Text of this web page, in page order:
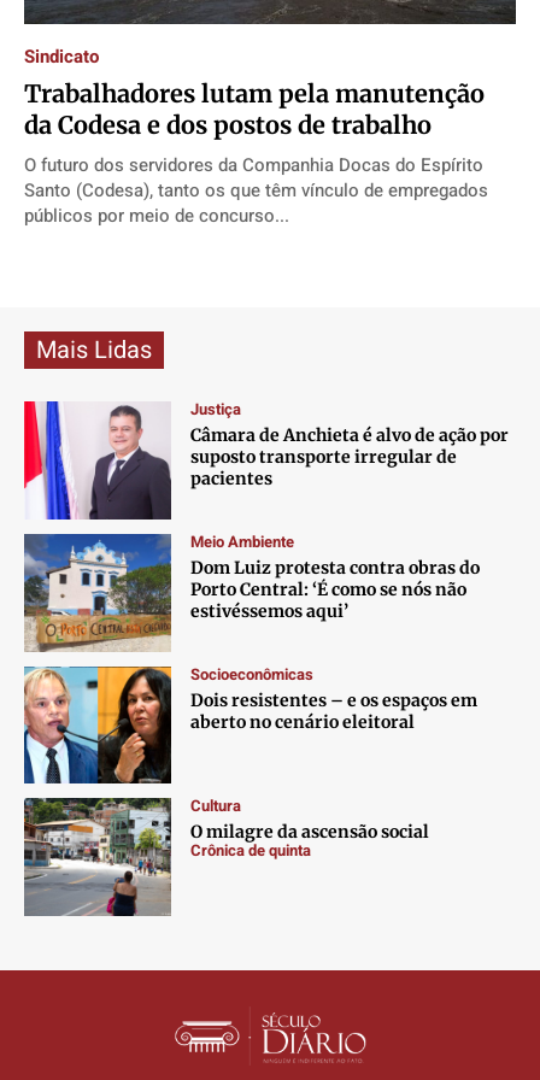
Direitos
Economia
Cultura
Colunas
Caetano Roque
Gustavo Bastos
Publicidade Legal
Quem Somos
Expediente
Contato
Anuncie
Termos de Uso
Privacidade
Direitos
Economia
Cultura
Colunas
Caetano Roque
Gustavo Bastos
Publicidade Legal
Quem Somos
Expediente
Contato
Anuncie
Termos de Uso
Privacidade
Direitos
Economia
Cultura
Colunas
Caetano Roque
Gustavo Bastos
Publicidade Legal
Quem Somos
Expediente
Contato
Anuncie
Termos de Uso
Privacidade
Direitos
Economia
Cultura
Colunas
Caetano Roque
Gustavo Bastos
Publicidade Legal
Quem Somos
Expediente
Contato
Anuncie
Termos de Uso
Privacidade
Sindicato
Trabalhadores lutam pela manutenção
da Codesa e dos postos de trabalho
O futuro dos servidores da Companhia Docas do Espírito
Santo (Codesa), tanto os que têm vínculo de empregados
públicos por meio de concurso...
Mais Lidas
Justiça
Câmara de Anchieta é alvo de ação por
suposto transporte irregular de
pacientes
Meio Ambiente
Dom Luiz protesta contra obras do
Porto Central: ‘É como se nós não
estivéssemos aqui’
Socioeconômicas
Dois resistentes – e os espaços em
aberto no cenário eleitoral
Cultura
O milagre da ascensão social
Crônica de quinta